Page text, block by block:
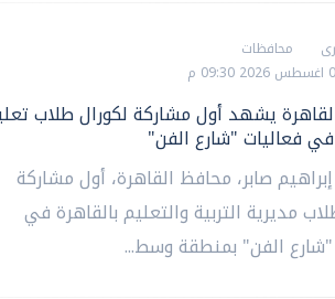
محافظات
يشهد أول مشاركة لكورال طلاب
فعاليات "شارع الفن"
صابر، محافظ القاهرة، أول مشاركة
مديرية التربية والتعليم بالقاهرة في
"شارع الفن" بمنطقة وسط...